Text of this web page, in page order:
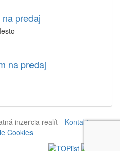
predaj
na predaj
inzercia realít - Kontakt na
Cookies